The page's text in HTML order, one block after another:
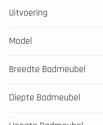
Uitvoering
Model
Breedte Badmeubel
Diepte Badmeubel